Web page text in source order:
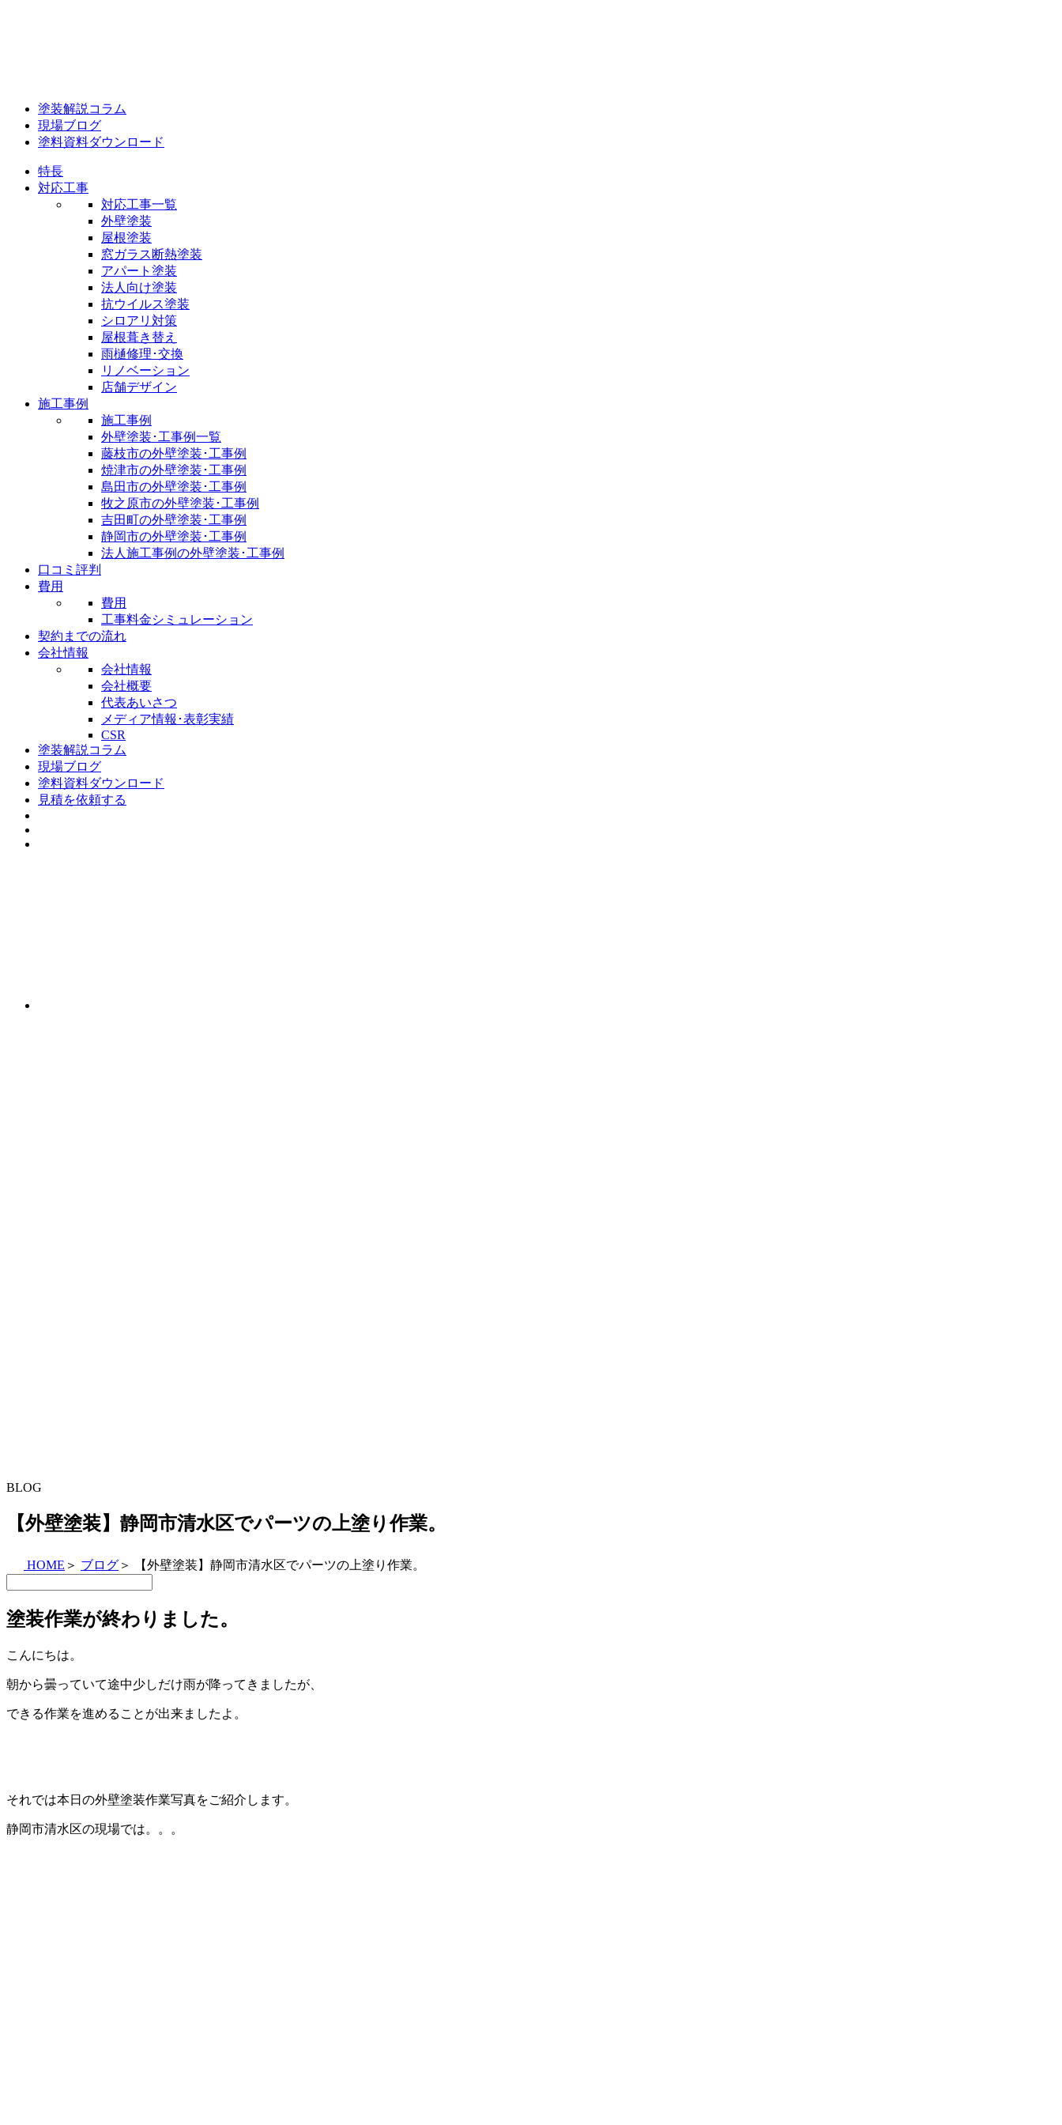
塗装解説コラム
現場ブログ
塗料資料ダウンロード
特長
対応工事
対応工事一覧
外壁塗装
屋根塗装
窓ガラス断熱塗装
アパート塗装
法人向け塗装
抗ウイルス塗装
シロアリ対策
屋根葺き替え
雨樋修理･交換
リノベーション
店舗デザイン
施工事例
施工事例
外壁塗装･工事例一覧
藤枝市の外壁塗装･工事例
焼津市の外壁塗装･工事例
島田市の外壁塗装･工事例
牧之原市の外壁塗装･工事例
吉田町の外壁塗装･工事例
静岡市の外壁塗装･工事例
法人施工事例の外壁塗装･工事例
口コミ評判
費用
費用
工事料金シミュレーション
契約までの流れ
会社情報
会社情報
会社概要
代表あいさつ
メディア情報･表彰実績
CSR
塗装解説コラム
現場ブログ
塗料資料ダウンロード
見積を依頼する
BLOG
【外壁塗装】静岡市清水区でパーツの上塗り作業。
HOME ＞ ブログ ＞ 【外壁塗装】静岡市清水区でパーツの上塗り作業。
塗装作業が終わりました。
こんにちは。
朝から曇っていて途中少しだけ雨が降ってきましたが、
できる作業を進めることが出来ましたよ。
それでは本日の外壁塗装作業写真をご紹介します。
静岡市清水区の現場では。。。